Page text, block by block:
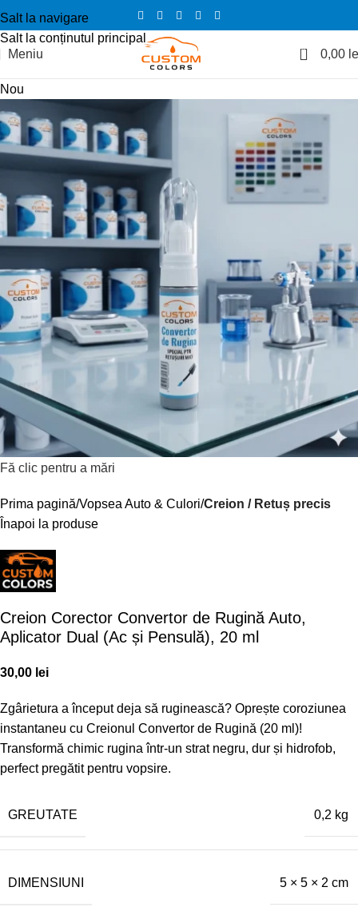
Salt la navigare
Salt la conținutul principal
Meniu
0 0,00
Nou
Fă clic pentru a mări
Prima pagină Vopsea Auto & Culori Creion / Retuș precis
Înapoi la produse
Creion Corector Convertor de Rugină Auto,
Aplicator Dual (Ac și Pensulă), 20 ml
30,00 lei
Zgârietura a început deja să ruginească? Oprește coroziunea
instantaneu cu Creionul Convertor de Rugină (20 ml)!
Transformă chimic rugina într-un strat negru, dur și hidrofob,
perfect pregătit pentru vopsire.
GREUTATE 0,2 kg
DIMENSIUNI 5 × 5 × 2 cm